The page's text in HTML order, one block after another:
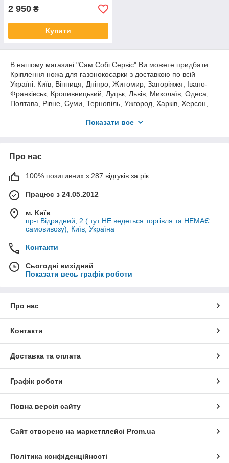
2 950 ₴
Купити
В нашому магазині "Сам Собі Сервіс" Ви можете придбати
Кріплення ножа для газонокосарки з доставкою по всій
Україні: Київ, Вінниця, Дніпро, Житомир, Запоріжжя, Івано-
Франківськ, Кропивницький, Луцьк, Львів, Миколаїв, Одеса,
Полтава, Рівне, Суми, Тернопіль, Ужгород, Харків, Херсон,
витратні матеріали та комплектуючі для всілякої техніки, що
працює від бензинового двигуна, електродвигуна і дизеля, за
найнижчими цінами в нашому інтернет-магазині!
«САМ СОБІ СЕРВІС» — ваш надійний партнер і помічник
Подаруйте друге життя своїй бензомоторній техніці
Показати все
Про нас
100% позитивних з 287 відгуків за рік
Працює з 24.05.2012
м. Київ
пр-т.Відрадний, 2 ( тут НЕ ведеться торгівля та НЕМАЄ
самовивозу), Київ, Україна
Контакти
Сьогодні вихідний
Показати весь графік роботи
Про нас
Контакти
Доставка та оплата
Графік роботи
Повна версія сайту
Сайт створено на маркетплейсі Prom.ua
Політика конфіденційності